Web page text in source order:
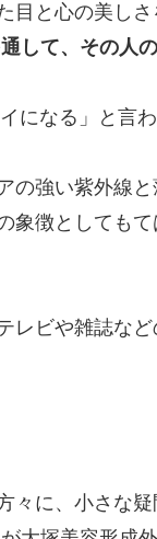
目と心の美し
して、その人
になる」と言
の強い紫外線
象徴としても
ビや雑誌など
々に、小さな疑